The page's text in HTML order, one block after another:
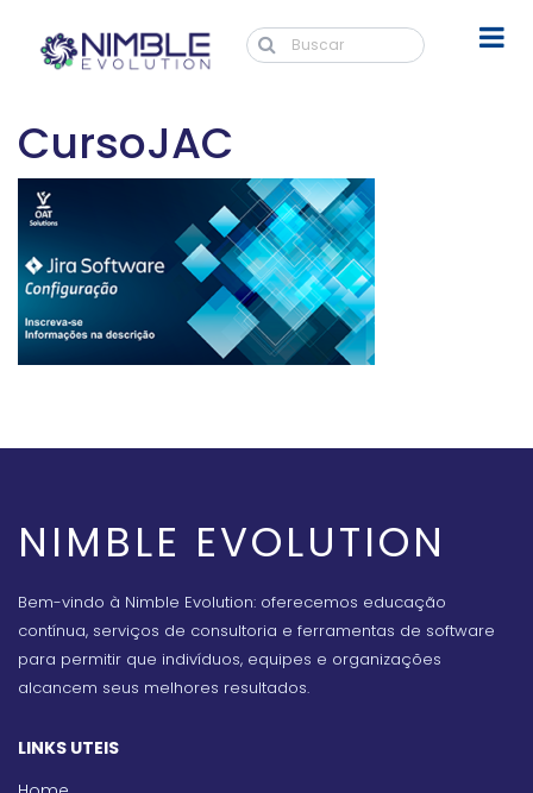
CursoJAC
NIMBLE EVOLUTION
Bem-vindo à Nimble Evolution: oferecemos educação
contínua, serviços de consultoria e ferramentas de software
para permitir que indivíduos, equipes e organizações
alcancem seus melhores resultados.
LINKS UTEIS